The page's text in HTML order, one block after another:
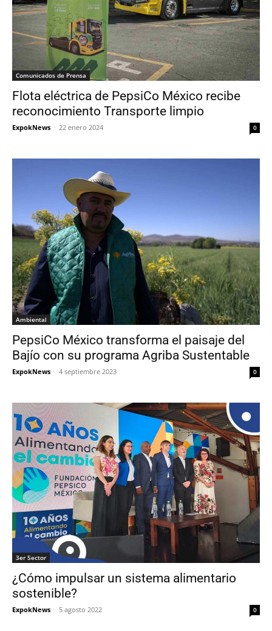
Comunicados de Prensa
Flota eléctrica de PepsiCo México recibe
reconocimiento Transporte limpio
ExpokNews - 22 enero 2024 0
Ambiental
PepsiCo México transforma el paisaje del
Bajío con su programa Agriba Sustentable
ExpokNews - 4 septiembre 2023 0
3er Sector
¿Cómo impulsar un sistema alimentario
sostenible?
ExpokNews - 5 agosto 2022 0